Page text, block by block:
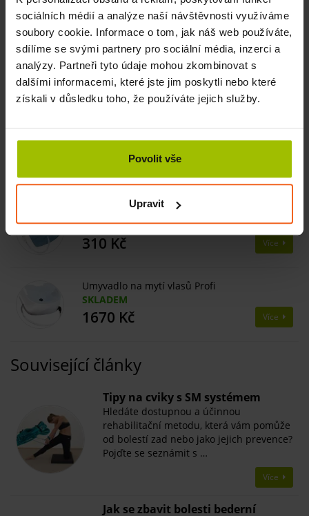
sociálních médií a analýze naší návštěvnosti využíváme
soubory cookie. Informace o tom, jak náš web používáte,
sdílíme se svými partnery pro sociální média, inzerci a
analýzy. Partneři tyto údaje mohou zkombinovat s
dalšími informacemi, které jste jim poskytli nebo které
získali v důsledku toho, že používáte jejich služby.
Povolit vše
Upravit
sprchovací hadice je vybavena plastovou koncovkou se
zámkem. Po použití a vypuštění je celý set velice lehký a
snadno přenosný.
Související produkty
Umyvadlo na mytí vlasů, set
Sprchové zařízení, modré
SKLADEM
310 Kč Více
Umyvadlo na mytí vlasů Profi
SKLADEM
1670 Kč Více
Související články
Tipy na cviky s SM systémem
Hledáte dostupnou a účinnou
rehabilitační metodu, která vám pomůže
od bolestí zad nebo jako jejich prevence?
Pojďte se seznámit s …
Více
Jak se zbavit bolesti bederní